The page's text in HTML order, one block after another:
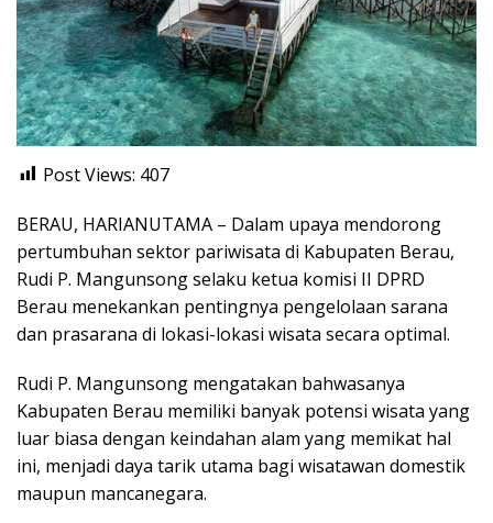
Post Views: 407
BERAU, HARIANUTAMA – Dalam upaya mendorong
pertumbuhan sektor pariwisata di Kabupaten Berau,
Rudi P. Mangunsong selaku ketua komisi II DPRD
Berau menekankan pentingnya pengelolaan sarana
dan prasarana di lokasi-lokasi wisata secara optimal.
Rudi P. Mangunsong mengatakan bahwasanya
Kabupaten Berau memiliki banyak potensi wisata yang
luar biasa dengan keindahan alam yang memikat hal
ini, menjadi daya tarik utama bagi wisatawan domestik
maupun mancanegara.